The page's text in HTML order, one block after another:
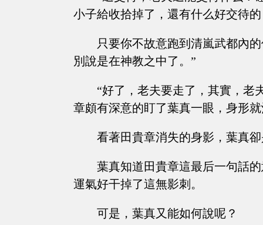
小子給收拾掉了，還有什么好交待
只要你不故意跑到清嵐武都內
別說是在神教之中了。”
“好了，老夫要走了，其實，老
章頗有深意的盯了葉真一眼，身形
看著田貴章消失的身影，葉真
葉真知道田貴章這最后一句話
運氣好干掉了這無影刺。
可是，葉真又能如何說呢？